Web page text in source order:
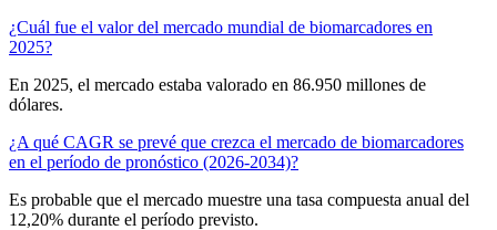
¿Cuál fue el valor del mercado mundial de biomarcadores en
2025?
En 2025, el mercado estaba valorado en 86.950 millones de
dólares.
¿A qué CAGR se prevé que crezca el mercado de biomarcadores
en el período de pronóstico (2026-2034)?
Es probable que el mercado muestre una tasa compuesta anual del
12,20% durante el período previsto.